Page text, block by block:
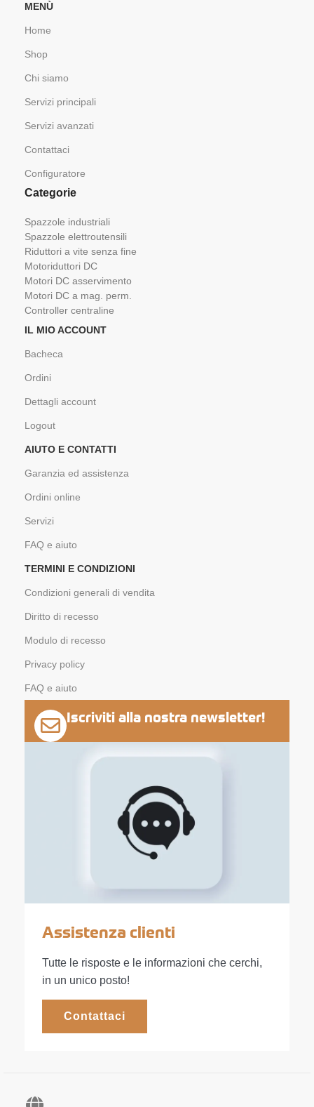
MENÙ
Home
Shop
Chi siamo
Servizi principali
Servizi avanzati
Contattaci
Configuratore
Categorie
Spazzole industriali
Spazzole elettroutensili
Riduttori a vite senza fine
Motoriduttori DC
Motori DC asservimento
Motori DC a mag. perm.
Controller centraline
IL MIO ACCOUNT
Bacheca
Ordini
Dettagli account
Logout
AIUTO E CONTATTI
Garanzia ed assistenza
Ordini online
Servizi
FAQ e aiuto
TERMINI E CONDIZIONI
Condizioni generali di vendita
Diritto di recesso
Modulo di recesso
Privacy policy
FAQ e aiuto
Iscriviti alla nostra newsletter!
Assistenza clienti
Tutte le risposte e le informazioni che cerchi,
in un unico posto!
Contattaci